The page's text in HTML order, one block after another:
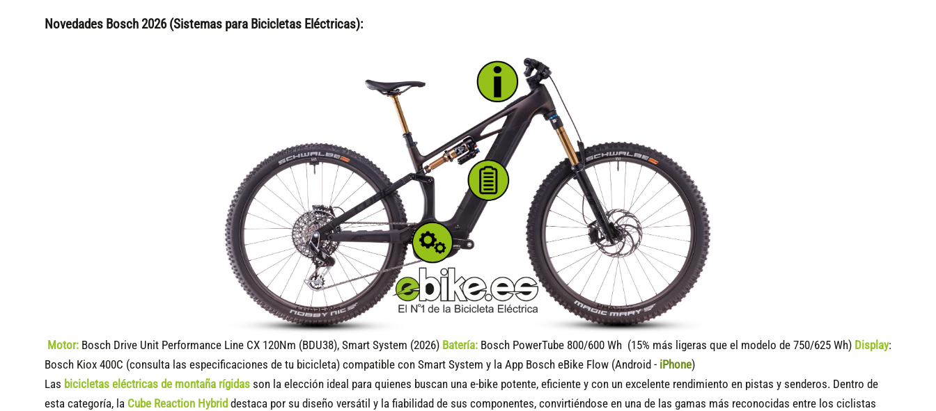
Novedades Bosch 2026 (Sistemas para Bicicletas Eléctricas):
Motor:Bosch Drive Unit Performance Line CX 120Nm (BDU38), Smart System (2026) Batería:Bosch PowerTube 800/600 Wh (15% más ligeras que el modelo de 750/625 Wh) Display:
Bosch Kiox 400C (consulta las especificaciones de tu bicicleta) compatiblecon Smart System y la App Bosch eBike Flow (Android - iPhone)
Las bicicletas eléctricas de montaña rígidasson la elección ideal para quienes buscan una e-bike potente, eficiente y con un excelente rendimiento en pistas y senderos. Dentro de
esta categoría, la Cube Reaction Hybrid destaca por su diseño versátil y la fiabilidad de sus componentes, convirtiéndose en una de las gamas más reconocidas entre los ciclistas